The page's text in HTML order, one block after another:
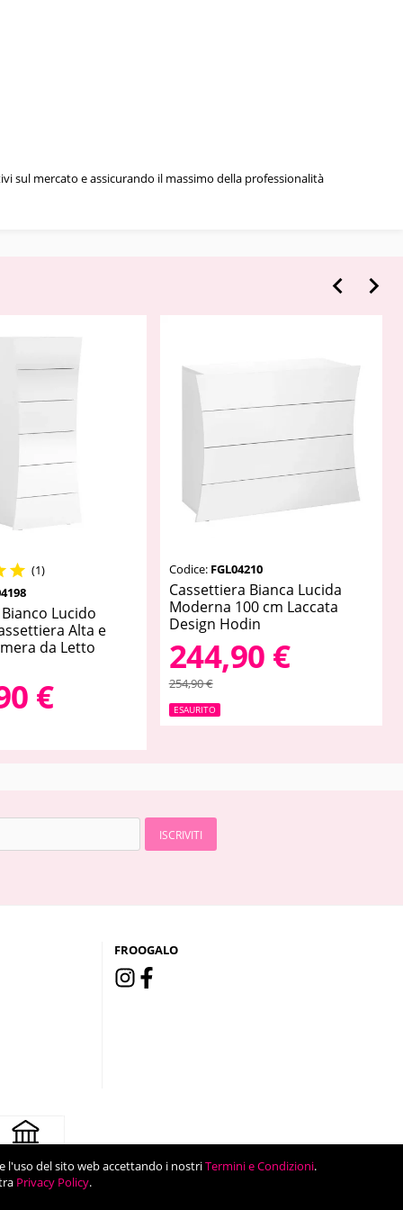
l'uso del sito web accettando i nostriTermini e Condizioni.
Privacy Policy.
sul mercato e assicurando il massimo della professionalità
 (1)
Lucido
Alta e
da Letto
€
Codice: FGL04210
Cassettiera Bianca Lucida
Moderna 100 cm Laccata
Design Hodin
244,90 €
254,90 €
ESAURITO
 
ISCRIVITI
FROOGALO